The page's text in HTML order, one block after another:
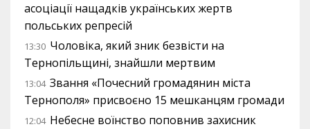
асоціації нащадків українських жертв
польських репресій
13:30 Чоловіка, який зник безвісти на
Тернопільщині, знайшли мертвим
13:04 Звання «Почесний громадянин міста
Тернополя» присвоєно 15 мешканцям громади
12:04 Небесне воїнство поповнив захисник